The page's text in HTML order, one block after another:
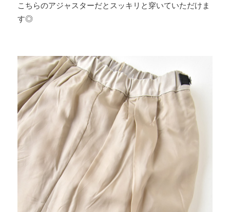
こちらのアジャスターだとスッキリと穿いていただけま
す◎